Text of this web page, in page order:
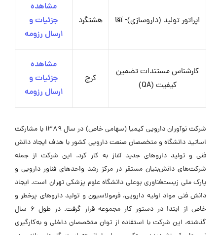
اپراتور تولید (داروسازی)- آقا هشتگرد
مشاهده
جزئیات و
ارسال رزومه
کارشناس مستندات تضمین
کیفیت (QA)
کرج
مشاهده
جزئیات و
ارسال رزومه
شرکت نوآوران دارویی کیمیا (سهامی خاص) در سال 1389 با مشارکت
اساتید دانشگاه و متخصصان صنعت دارویی کشور با هدف ایجاد دانش
فنی و تولید داروهای جدید آغاز به کار کرد. این شرکت از جمله
شرکت‌های دانش‌بنیان مستقر در مرکز رشد واحدهای فناور دارویی و
پارک ملی زیست‌فناوری بوعلی دانشگاه علوم پزشکی تهران است. ایجاد
دانش فنی مواد اولیه دارویی، فرمولاسیون و تولید داروهای پرخطر و
خاص از ابتدا در دستور کار مجموعه قرار گرفت. در طول 6 سال
گذشته، این شرکت با استفاده از توان متخصصان داخلی و به‌کارگیری